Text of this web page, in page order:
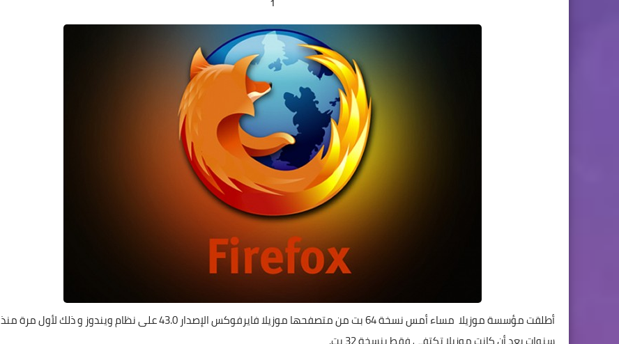
أطلقت مؤسسة موزيلا مساء أمس نسخة 64 بت من متصفحها موزيلا فايرفوكس الإصدار 43.0 على نظام ويندوز و ذلك لأول مرة منذ